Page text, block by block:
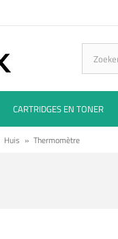
CARTRIDGES EN TONER
Huis » Thermomètre